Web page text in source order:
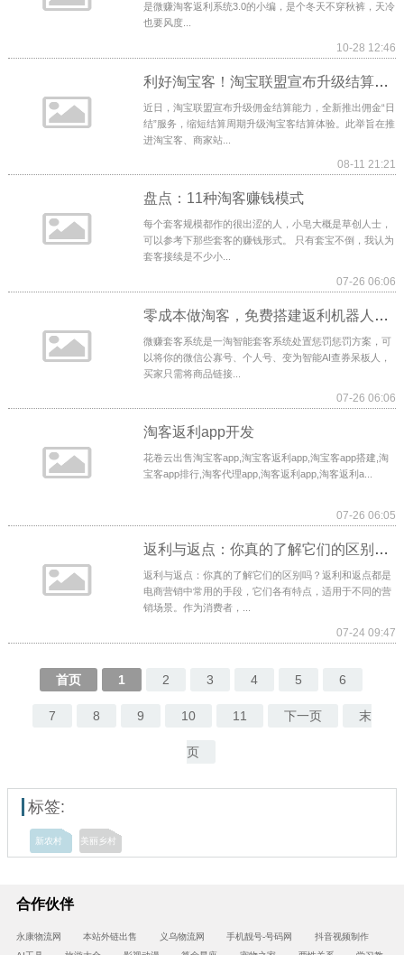
是微赚淘客返利系统3.0的小编，是个冬天不穿秋裤，天冷
也要风度...
10-28 12:46
利好淘宝客！淘宝联盟宣布升级结算方式：月结升级日结
近日，淘宝联盟宣布升级佣金结算能力，全新推出佣金“日
结”服务，缩短结算周期升级淘宝客结算体验。此举旨在推
进淘宝客、商家站...
08-11 21:21
盘点：11种淘客赚钱模式
每个套客规模都作的很出涩的人，小皂大概是草创人士，
可以参考下那些套客的赚钱形式。 只有套宝不倒，我认为
套客接续是不少小...
07-26 06:06
零成本做淘客，免费搭建返利机器人赚取佣金
微赚套客系统是一淘智能套客系统处置惩罚惩罚方案，可
以将你的微信公寡号、个人号、变为智能AI查券呆板人，
买家只需将商品链接...
07-26 06:06
淘客返利app开发
花卷云出售淘宝客app,淘宝客返利app,淘宝客app搭建,淘
宝客app排行,淘客代理app,淘客返利app,淘客返利a...
07-26 06:05
返利与返点：你真的了解它们的区别吗？
返利与返点：你真的了解它们的区别吗？返利和返点都是
电商营销中常用的手段，它们各有特点，适用于不同的营
销场景。作为消费者，...
07-24 09:47
首页 1 2 3 4 5 6
7 8 9 10 11 下一页 末
页
标签:
新农村 美丽乡村
合作伙伴
永康物流网 本站外链出售 义乌物流网 手机靓号-号码网
抖音视频制作